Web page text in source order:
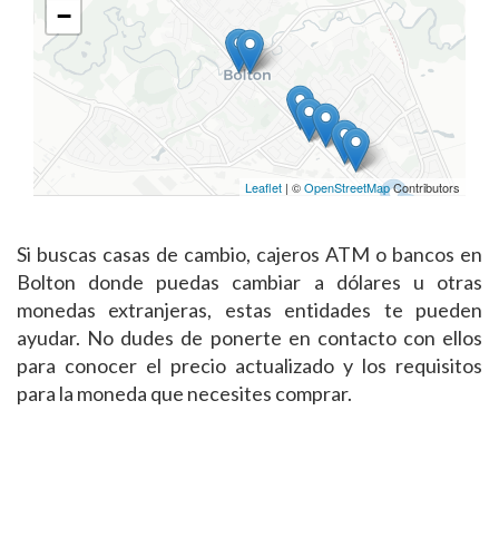
−
Leaflet | ©OpenStreetMapContributors
Si buscas casas de cambio, cajeros ATM o bancos en
Bolton donde puedas cambiar a dólares u otras
monedas extranjeras, estas entidades te pueden
ayudar. No dudes de ponerte en contacto con ellos
para conocer el precio actualizado y los requisitos
para la moneda que necesites comprar.